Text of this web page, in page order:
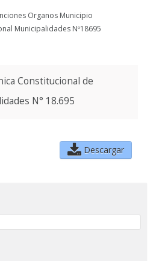
Organos Municipio
Municipalidades Nº18695
Constitucional de
N° 18.695
Descargar